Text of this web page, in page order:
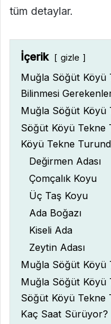
tüm detaylar.
İçerik gizle
Muğla Söğüt Köyü
Bilinmesi
Muğla Söğüt Köyü
Söğüt Köyü Tekne
Köyü Tekne
Değirmen Adası
Çomçalık Koyu
Üç Taş Koyu
Ada Boğazı
Kiseli Ada
Zeytin Adası
Muğla Söğüt Köyü
Muğla Söğüt Köyü
Söğüt Köyü Tekne
Kaç Saat Sürüyor?